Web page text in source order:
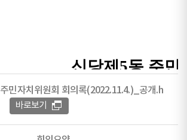
주민자치위원회 회의록(2022.11.4.)_공개.h
바로보기